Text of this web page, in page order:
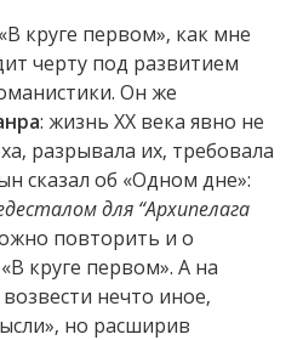
круге первом», как мне
черту под развитием
Он же
: жизнь XX века явно не
разрывала их, требовала
сказал об «Одном дне»:
для “Архипелага
повторить и о
круге первом». А на
нечто иное,
но расширив